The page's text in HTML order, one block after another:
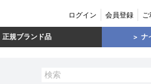
ログイン 会員登録
正規ブランド品 ナ